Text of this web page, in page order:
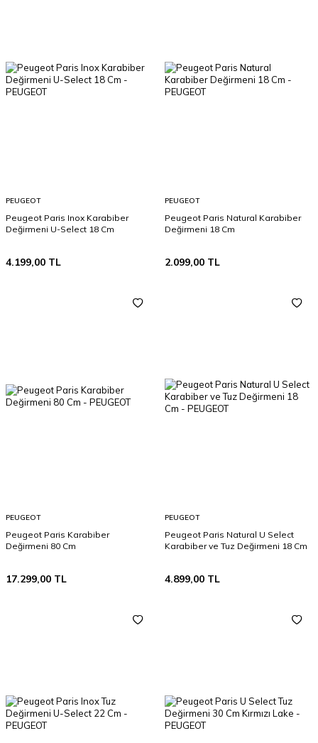
PEUGEOT
Peugeot Paris Inox Karabiber
Değirmeni U-Select 18 Cm
4.199,00 TL
PEUGEOT
Peugeot Paris Natural Karabiber
Değirmeni 18 Cm
2.099,00 TL
PEUGEOT
Peugeot Paris Karabiber
Değirmeni 80 Cm
17.299,00 TL
PEUGEOT
Peugeot Paris Natural U Select
Karabiber ve Tuz Değirmeni 18 Cm
4.899,00 TL